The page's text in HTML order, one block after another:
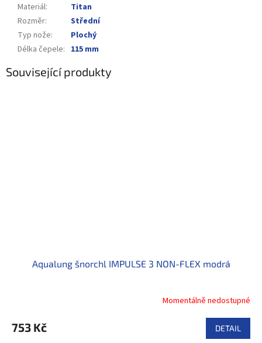
Materiál:
Titan
Rozměr:
Střední
Typ nože:
Plochý
Délka čepele: 115 mm
Související produkty
Aqualung šnorchl IMPULSE 3 NON-FLEX modrá
Momentálně nedostupné
753 Kč DETAIL